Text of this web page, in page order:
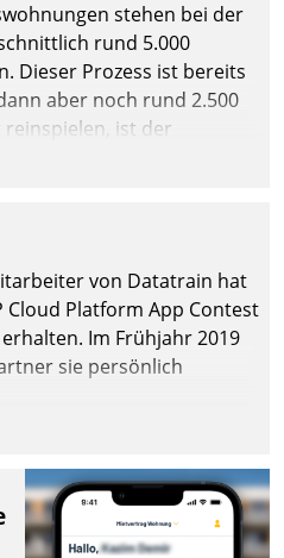
stehen bei der
rund 5.000
Dieser Prozess ist bereits
aber noch rund 2.500
ist der
immens. Im
daher
Datatrain GmbH den
digitalisiert.
von Datatrain hat
Cloud Platform App Contest
Im Frühjahr 2019
sie persönlich